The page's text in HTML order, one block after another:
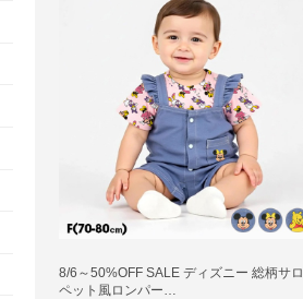
8/6～50%OFF SALE ディズニー 総柄サロ
ペット風ロンパー…